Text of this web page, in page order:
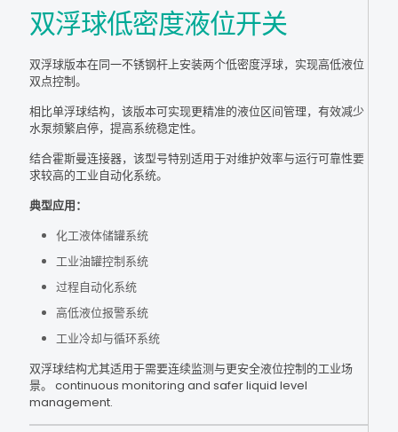
双浮球低密度液位开关
双浮球版本在同一不锈钢杆上安装两个低密度浮球，实现高低液位
双点控制。
相比单浮球结构，该版本可实现更精准的液位区间管理，有效减少
水泵频繁启停，提高系统稳定性。
结合霍斯曼连接器，该型号特别适用于对维护效率与运行可靠性要
求较高的工业自动化系统。
典型应用：
化工液体储罐系统
工业油罐控制系统
过程自动化系统
高低液位报警系统
工业冷却与循环系统
双浮球结构尤其适用于需要连续监测与更安全液位控制的工业场
景。 continuous monitoring and safer liquid level
management.